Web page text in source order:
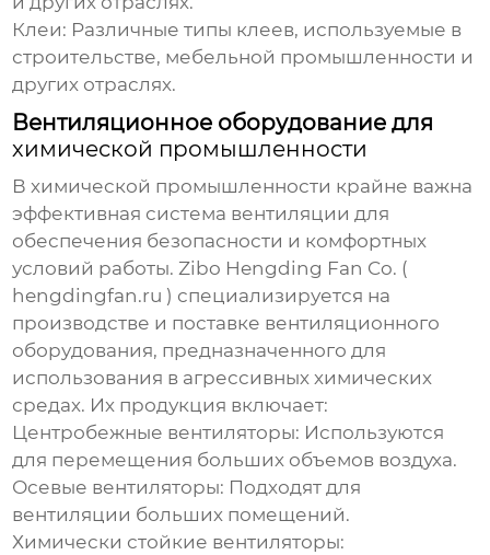
Клеи: Различные типы клеев, используемые в
строительстве, мебельной промышленности и
других отраслях.
Вентиляционное оборудование для
химической промышленности
Вхимической промышленности крайне важна
эффективная система вентиляции для
обеспечения безопасности и комфортных
условий работы. Zibo Hengding Fan Co. (
hengdingfan.ru ) специализируется на
производстве и поставке вентиляционного
оборудования, предназначенного для
использования в агрессивныххимических
средах. Их продукция включает:
Центробежные вентиляторы: Используются
для перемещения больших объемов воздуха.
Осевые вентиляторы: Подходят для
вентиляции больших помещений.
Химически стойкие вентиляторы: